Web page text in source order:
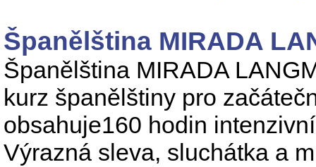
Španělština MIRADA
Španělština MIRADA
kurz španělštiny pro
obsahuje160 hodin
Výrazná sleva, sluchátka a